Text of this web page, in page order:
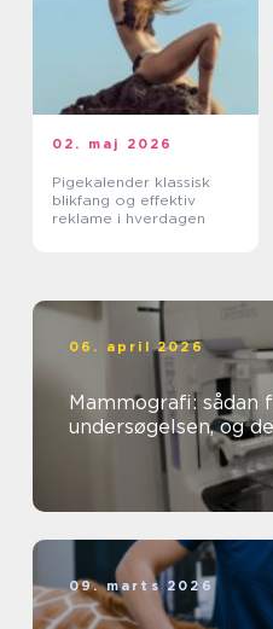
02. maj 2026
Pigekalender klassisk
blikfang og effektiv
reklame i hverdagen
06. april 2026
Mammografi: sådan
undersøgelsen, og
09. marts 2026